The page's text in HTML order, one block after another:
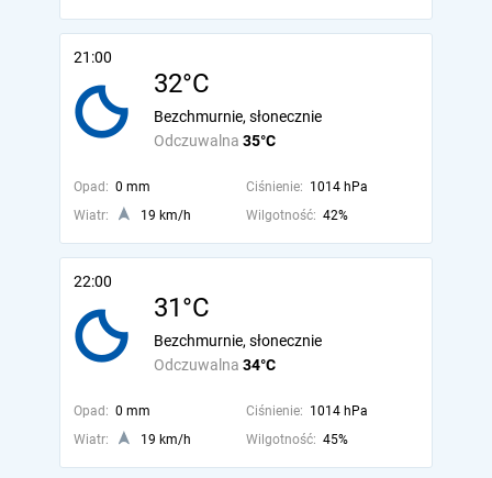
21:00
32°C
Odczuwalna 35°C
Bezchmurnie, słonecznie
Opad: 0 mm Ciśnienie: 1014 hPa
Wiatr:
19 km/h Wilgotność: 42%
22:00
31°C
Odczuwalna 34°C
Bezchmurnie, słonecznie
Opad: 0 mm Ciśnienie: 1014 hPa
Wiatr:
19 km/h Wilgotność: 45%